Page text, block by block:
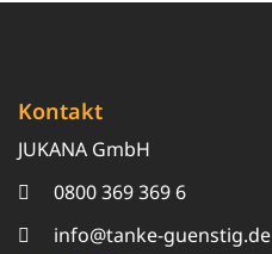
Kontakt
JUKANA GmbH
0800 369 369 6
info@tanke-guenstig.de